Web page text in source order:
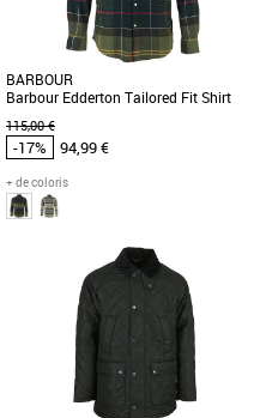
BARBOUR
Barbour Edderton Tailored Fit Shirt
115,00 €
-17% 94,99 €
+ de coloris
Vêtements Barbour pas cher et Promos
Vêtements Barbour
Barbour est un expert en matière de
classiques, et cette chemise en est
l'illustration. Coupe cintrée, [...]